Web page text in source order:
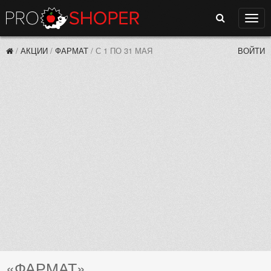
Поиск
/ АКЦИИ / ФАРМАТ / С 1 ПО 31 МАЯ ВОЙТИ